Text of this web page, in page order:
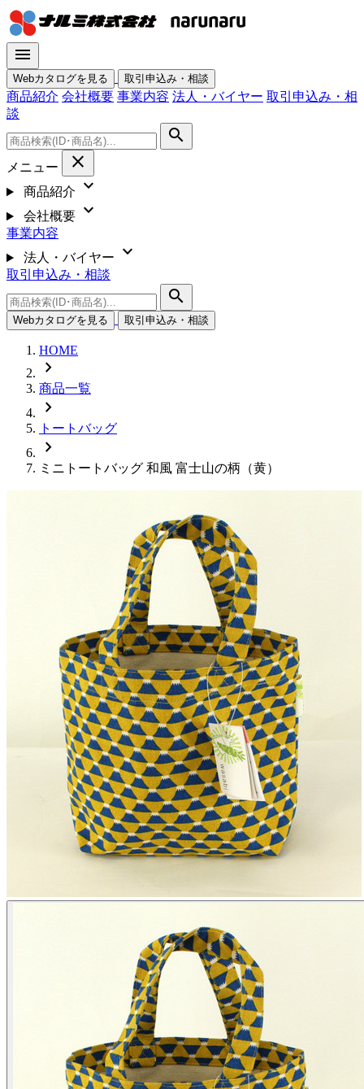
menu
Webカタログを見る 取引申込み・相談
商品紹介 会社概要 事業内容 法人・バイヤー 取引申込み・相
談
search
メニュー close
商品紹介 expand_more
会社概要 expand_more
事業内容
法人・バイヤー
expand_more
取引申込み・相談
search
Webカタログを見る 取引申込み・相談
HOME
chevron_right
商品一覧
chevron_right
トートバッグ
chevron_right
ミニトートバッグ 和風 富士山の柄（黄）